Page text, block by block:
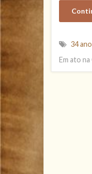
34
Em ato